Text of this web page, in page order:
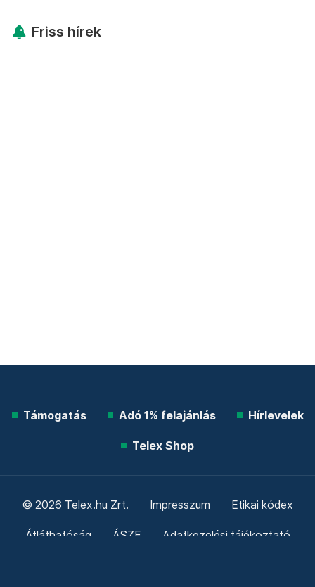
Friss hírek
Támogatás Adó 1% felajánlás Hírlevelek
Telex Shop
© 2026 Telex.hu Zrt. Impresszum Etikai kódex
Átláthatóság ÁSZF Adatkezelési tájékoztató